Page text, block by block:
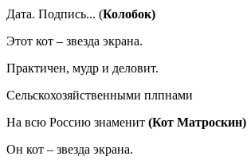
Дата. Подпись... (Колобок)
Этот кот – звезда экрана.
Практичен, мудр и деловит.
Сельскохозяйственными плпнами
На всю Россию знаменит (Кот Матроскин)
Он кот – звезда экрана.